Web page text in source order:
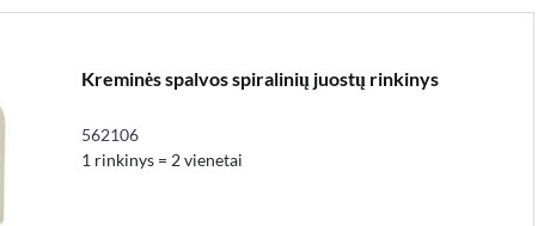
Kreminės spalvos spiralinių juostų rinkinys
562106
1 rinkinys = 2 vienetai